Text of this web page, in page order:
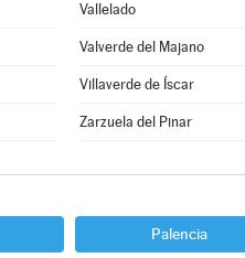
Vallelado
Valverde del Majano
Villaverde de Íscar
Zarzuela del Pinar
Palencia